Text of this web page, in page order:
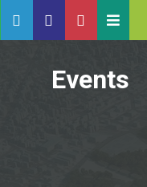
Events